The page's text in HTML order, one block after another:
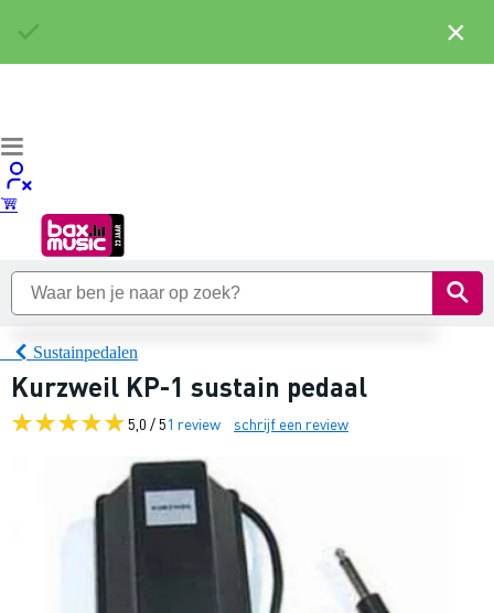
Sustainpedalen
Kurzweil KP-1 sustain pedaal
5,0 / 51 review schrijf een review
×